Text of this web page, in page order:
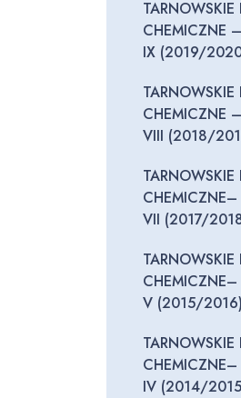
TARNOWSKIE
CHEMICZNE
IX (2019/
TARNOWSKIE
CHEMICZNE
VIII (2018/
TARNOWSKIE
CHEMICZNE–
VII (2017/
TARNOWSKIE
CHEMICZNE–
V (2015/2016)
TARNOWSKIE
CHEMICZNE–
IV (2014/